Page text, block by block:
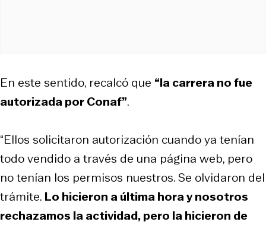
En este sentido, recalcó que “la carrera no fue
autorizada por Conaf”.
“Ellos solicitaron autorización cuando ya tenían
todo vendido a través de una página web, pero
no tenían los permisos nuestros. Se olvidaron del
trámite. Lo hicieron a última hora y nosotros
rechazamos la actividad, pero la hicieron de